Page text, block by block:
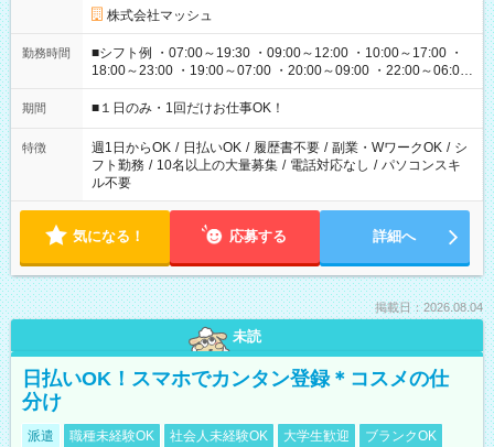
株式会社マッシュ
勤務時間
■シフト例 ・07:00～19:30 ・09:00～12:00 ・10:00～17:00 ・
18:00～23:00 ・19:00～07:00 ・20:00～09:00 ・22:00～06:00
etc ★最短で3時間で5,120円のお仕事から 15時間で2万円近く稼
げるお仕事も！ ご希望のお時間に合わせてご紹介！ ※シフトは
ください！
期間 ■１日のみ・1回だけお仕事OK！
特徴 週1日からOK / 日払いOK / 履歴書不要 / 副業・WワークOK / シ
フト勤務 / 10名以上の大量募集 / 電話対応なし / パソコンスキ
ル不要
気になる！ 応募する 詳細へ
掲載日：2026.08.04
未読
日払いOK！スマホでカンタン登録＊コスメの仕
分け
派遣 職種未経験OK 社会人未経験OK 大学生歓迎
ブランクOK